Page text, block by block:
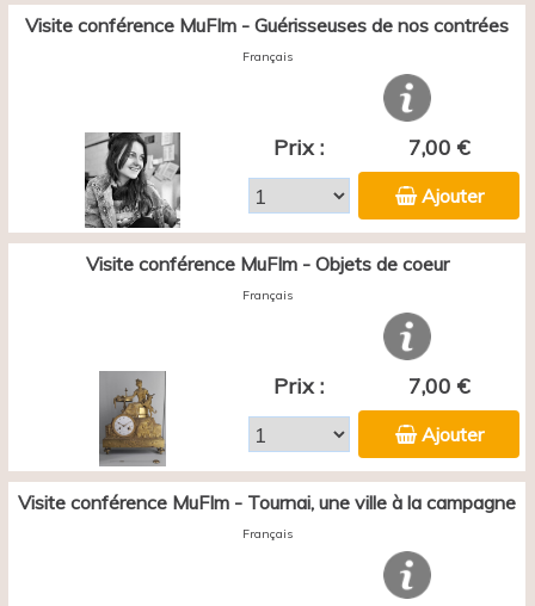
Visite conférence MuFIm - Guérisseuses de nos contrées
Français
Prix : 7,00 €
Ajouter
Visite conférence MuFIm - Objets de coeur
Français
Prix : 7,00 €
Ajouter
Visite conférence MuFIm - Tournai, une ville à la campagne
Français